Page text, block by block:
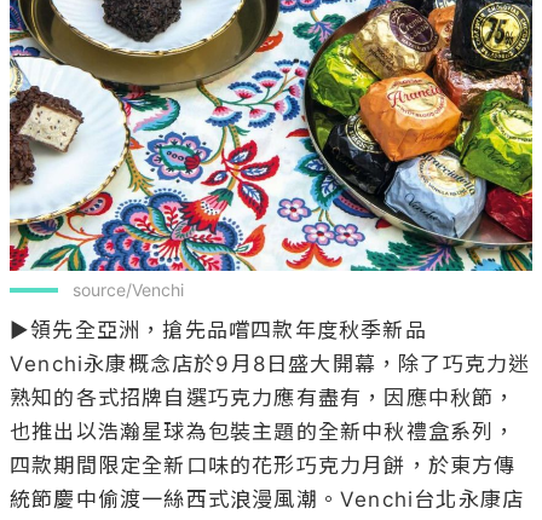
source/Venchi
▶領先全亞洲，搶先品嚐四款年度秋季新品
Venchi永康概念店於9月8日盛大開幕，除了巧克力迷
熟知的各式招牌自選巧克力應有盡有，因應中秋節，
也推出以浩瀚星球為包裝主題的全新中秋禮盒系列，
四款期間限定全新口味的花形巧克力月餅，於東方傳
統節慶中偷渡一絲西式浪漫風潮。Venchi台北永康店